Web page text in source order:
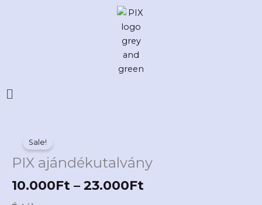
Flyout
Sale!
PIX ajándékutalvány
10.000Ft – 23.000Ft
-
23.000Ft
ajándékutalvány
mennyiség